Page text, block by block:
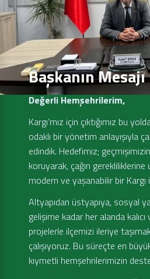
Başkanın Mesajı
Değerli Hemşehrilerim,
Kargı’mız için çıktığımız bu
odaklı bir yönetim anlayışıyla
edindik. Hedefimiz;
koruyarak, çağın
modern ve yaşanabilir bir
Altyapıdan üstyapıya, sosyal
gelişime kadar her alanda
projelerle ilçemizi ileriye
çalışıyoruz. Bu süreçte en
kıymetli hemşehrilerimizin